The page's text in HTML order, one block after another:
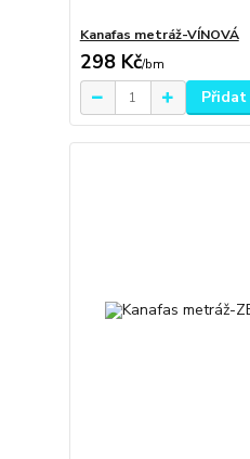
Kanafas metráž-VÍNOVÁ
298 Kč/bm